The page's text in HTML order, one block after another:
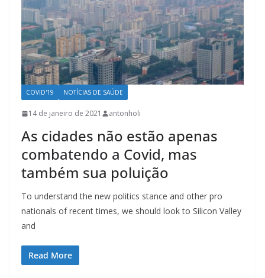
COVID'19 NOTÍCIAS DE SAÚDE
14 de janeiro de 2021 antonholi
As cidades não estão apenas
combatendo a Covid, mas
também sua poluição
To understand the new politics stance and other pro
nationals of recent times, we should look to Silicon Valley
and
Read More